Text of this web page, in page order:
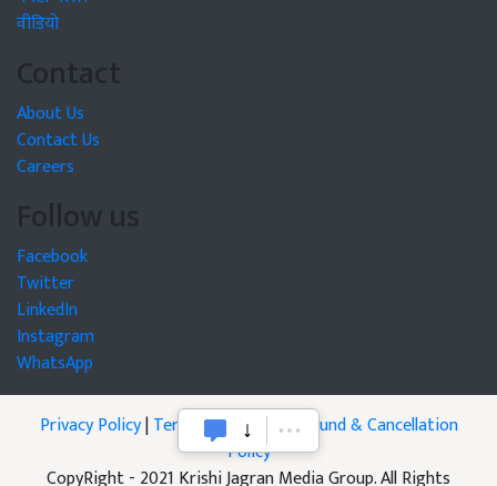
वीडियो
Contact
About Us
Contact Us
Careers
Follow us
Facebook
Twitter
LinkedIn
Instagram
WhatsApp
Privacy Policy|Terms of Service|Refund & Cancellation
Policy
CopyRight - 2021 Krishi Jagran Media Group. All Rights